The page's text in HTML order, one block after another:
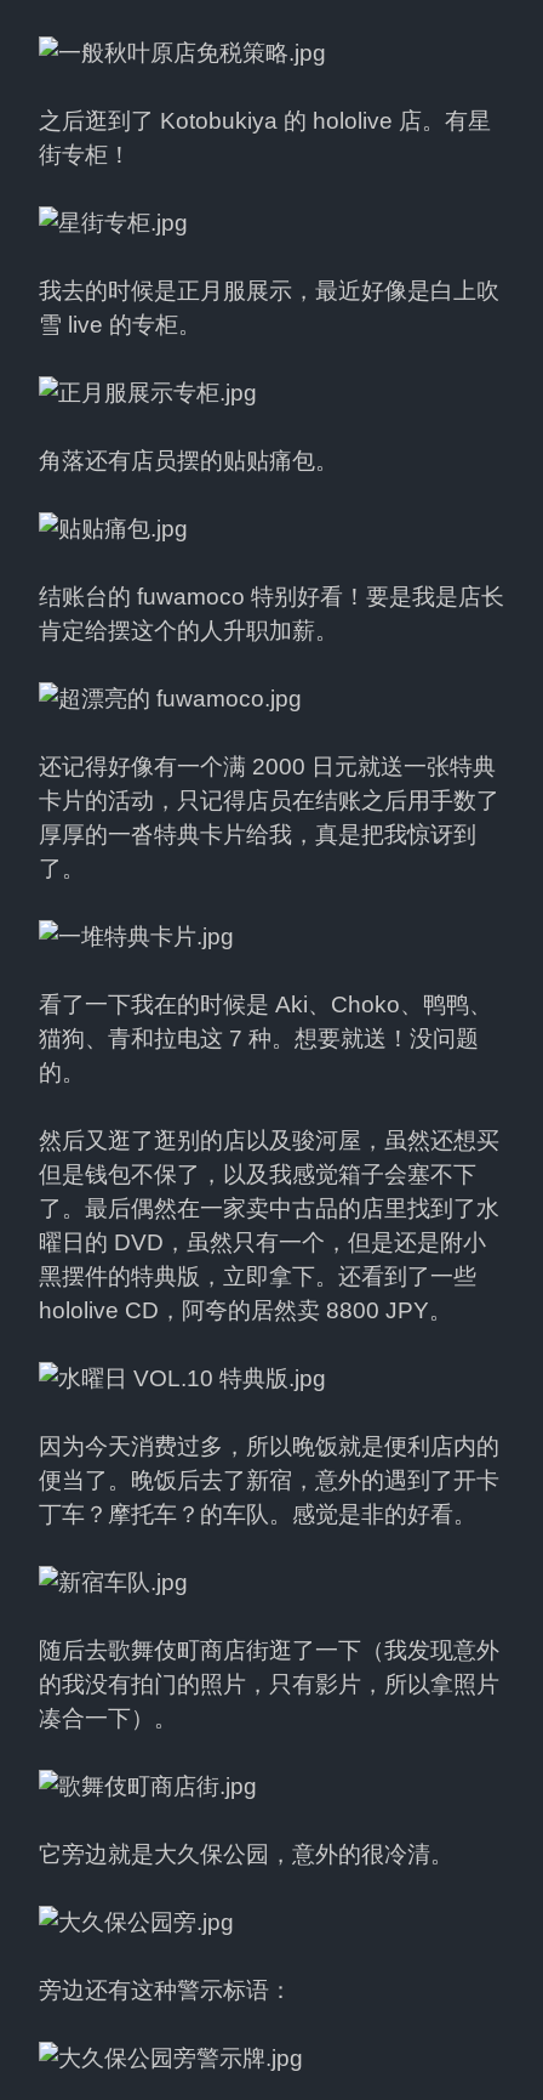
之后逛到了 Kotobukiya 的 hololive 店。有星
街专柜！
我去的时候是正月服展示，最近好像是白上吹
雪 live 的专柜。
角落还有店员摆的贴贴痛包。
结账台的 fuwamoco 特别好看！要是我是店长
肯定给摆这个的人升职加薪。
还记得好像有一个满 2000 日元就送一张特典
卡片的活动，只记得店员在结账之后用手数了
厚厚的一沓特典卡片给我，真是把我惊讶到
了。
看了一下我在的时候是 Aki、Choko、鸭鸭、
猫狗、青和拉电这 7 种。想要就送！没问题
的。
然后又逛了逛别的店以及骏河屋，虽然还想买
但是钱包不保了，以及我感觉箱子会塞不下
了。最后偶然在一家卖中古品的店里找到了水
曜日的 DVD，虽然只有一个，但是还是附小
黑摆件的特典版，立即拿下。还看到了一些
hololive CD，阿夸的居然卖 8800 JPY。
因为今天消费过多，所以晚饭就是便利店内的
便当了。晚饭后去了新宿，意外的遇到了开卡
丁车？摩托车？的车队。感觉是非的好看。
随后去歌舞伎町商店街逛了一下（我发现意外
的我没有拍门的照片，只有影片，所以拿照片
凑合一下）。
它旁边就是大久保公园，意外的很冷清。
旁边还有这种警示标语：